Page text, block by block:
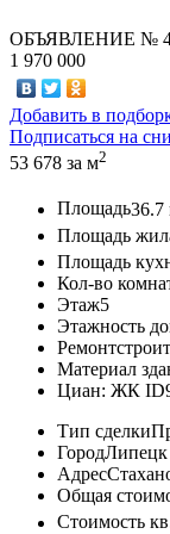
ОБЪЯВЛЕНИЕ №
1 970 000
Добавить в
Подписаться на
53 678 за м2
Площадь36.7
Площадь
Площадь
Кол-во
Этаж5
Этажность
Ремонт
Материал
Циан: ЖК ID
Тип сделки
ГородЛипецк
Адрес
Общая
Стоимость